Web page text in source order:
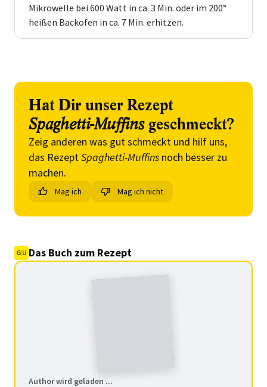
Mikrowelle bei 600 Watt in ca. 3 Min. oder im 200°
heißen Backofen in ca. 7 Min. erhitzen.
Hat Dir unser Rezept
Spaghetti-Muffinsgeschmeckt?
Zeig anderen was gut schmeckt und hilf uns,
das RezeptSpaghetti-Muffins noch besser zu
machen.
Mag ich Mag ich nicht
Das Buch zum Rezept
Author wird geladen ...